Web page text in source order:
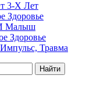
3-Х Лет
Здоровье
Малыш
Здоровье
Травма
Найти